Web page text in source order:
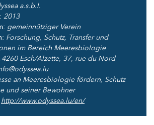
a.s.b.l.
: 2013
: gemeinnütziger Verein
: Forschung, Schutz, Transfer und
im Bereich Meeresbiologie
4260 Esch/Alzette, 37, rue du Nord
an Meeresbiologie fördern, Schutz
und seiner Bewohner
http://www.odyssea.lu/en/